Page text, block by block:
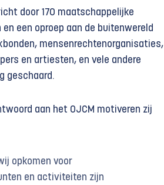
door 170 maatschappelijke
een oproep aan de buitenwereld
mensenrechtenorganisaties,
en artiesten, en vele andere
geschaard.
aan het OJCM motiveren zij
opkomen voor
en activiteiten zijn